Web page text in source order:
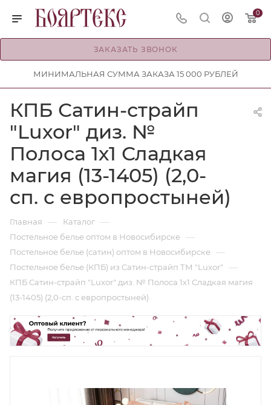
0
ЗАКАЗАТЬ ЗВОНОК
МИНИМАЛЬНАЯ СУММА ЗАКАЗА 15 000 РУБЛЕЙ
КПБ Сатин-страйп
"Luxor" диз. №
Полоса 1х1 Сладкая
магия (13-1405) (2,0-
сп. с европростыней)
Главная — Каталог —
Постельное белье оптом в Новосибирске —
Постельное белье (сатин) оптом в Новосибирске —
Постельное белье (КПБ) из Сатин-страйп ТМ "Luxor" —
КПБ Сатин-страйп "Luxor" диз. № Полоса 1х1 Сладкая магия
(13-1405) (2,0-сп. с европростыней)